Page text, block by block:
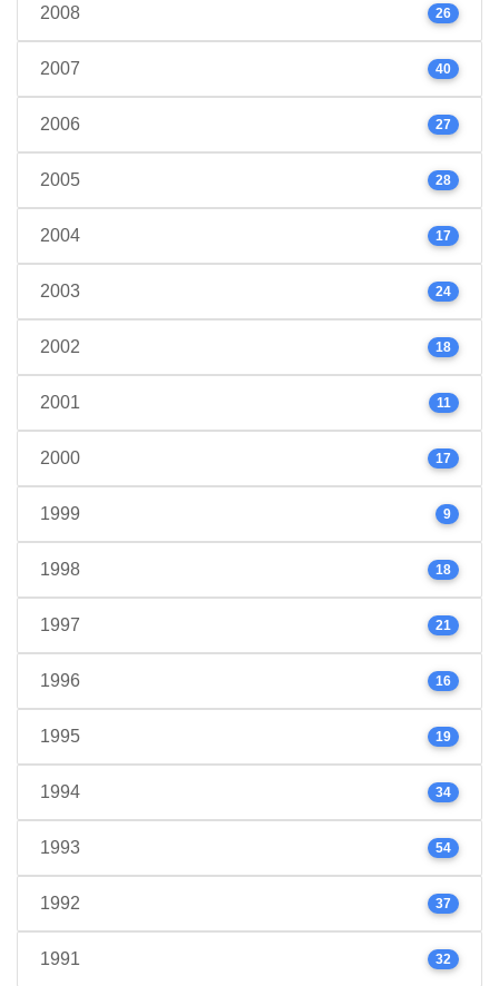
2008 26
2007 40
2006 27
2005 28
2004 17
2003 24
2002 18
2001 11
2000 17
1999 9
1998 18
1997 21
1996 16
1995 19
1994 34
1993 54
1992 37
1991 32